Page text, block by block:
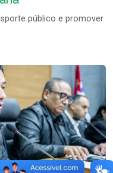
público e promover